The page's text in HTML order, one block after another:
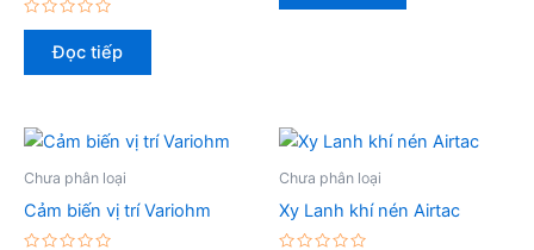
Được
xếp
hạngĐọc tiếp
Chưa phân loại
Cảm biến vị trí Variohm
Chưa phân loại
Xy Lanh khí nén Airtac